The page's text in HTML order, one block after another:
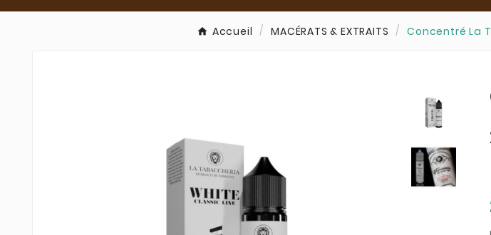
Accueil MACÉRATS & EXTRAITS Concentré La